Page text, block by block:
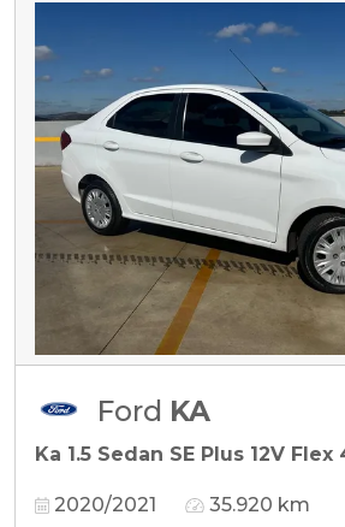
Ford KA
Ka 1.5 Sedan SE Plus 12V Flex
2020/2021 35.920 km